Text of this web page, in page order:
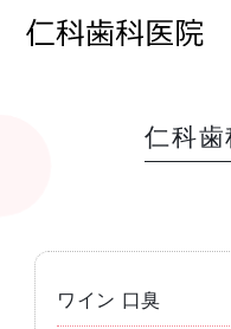
仁科
ワイン 口臭